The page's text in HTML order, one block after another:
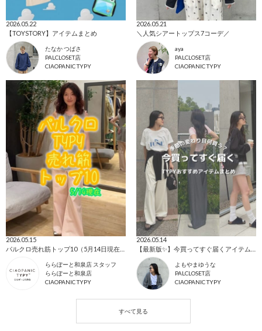
2026.05.22
【TOYSTORY】アイテムまとめ
たなか つばさ
PALCLOSET店
CIAOPANIC TYPY
2026.05.21
＼人気シアートップス7コーデ／
aya
PALCLOSET店
CIAOPANIC TYPY
2026.05.15
ららぽーと和泉店 スタッフ
ららぽーと和泉店
CIAOPANIC TYPY
2026.05.14
よもやまゆうな
PALCLOSET店
CIAOPANIC TYPY